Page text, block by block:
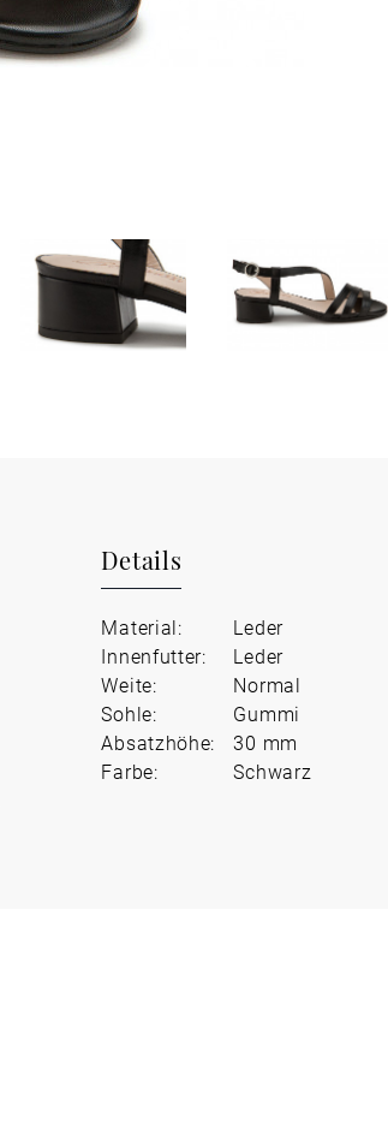
Details
Material:
Leder
Innenfutter:
Leder
Weite:
Normal
Sohle:
Gummi
Absatzhöhe:
30 mm
Farbe:
Schwarz